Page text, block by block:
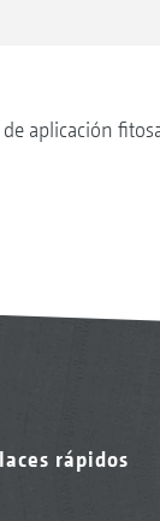
aplicación
rápidos